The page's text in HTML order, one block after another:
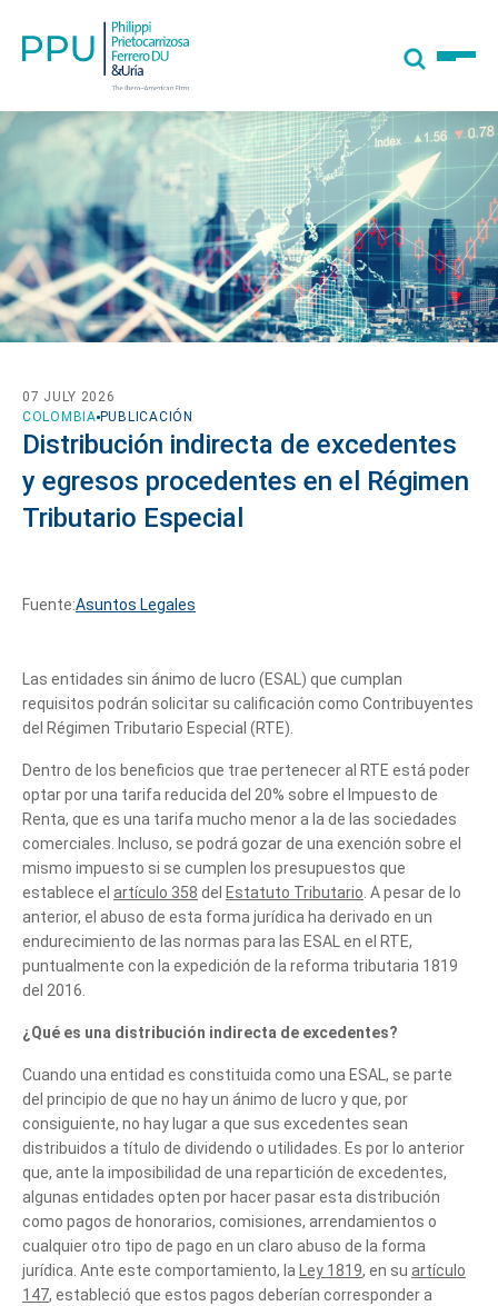
COLOMBIA PUBLICACIÓN
07 JULY 2026
Distribución indirecta de excedentes
y egresos procedentes en el Régimen
Tributario Especial
Fuente:Asuntos Legales
Las entidades sin ánimo de lucro (ESAL) que cumplan
requisitos podrán solicitar su calificación como Contribuyentes
del Régimen Tributario Especial (RTE).
Dentro de los beneficios que trae pertenecer al RTE está poder
optar por una tarifa reducida del 20% sobre el Impuesto de
Renta, que es una tarifa mucho menor a la de las sociedades
comerciales. Incluso, se podrá gozar de una exención sobre el
mismo impuesto si se cumplen los presupuestos que
establece el artículo 358 del Estatuto Tributario. A pesar de lo
anterior, el abuso de esta forma jurídica ha derivado en un
endurecimiento de las normas para las ESAL en el RTE,
puntualmente con la expedición de la reforma tributaria 1819
del 2016.
¿Qué es una distribución indirecta de excedentes?
Cuando una entidad es constituida como una ESAL, se parte
del principio de que no hay un ánimo de lucro y que, por
consiguiente, no hay lugar a que sus excedentes sean
distribuidos a título de dividendo o utilidades. Es por lo anterior
que, ante la imposibilidad de una repartición de excedentes,
algunas entidades opten por hacer pasar esta distribución
como pagos de honorarios, comisiones, arrendamientos o
cualquier otro tipo de pago en un claro abuso de la forma
jurídica. Ante este comportamiento, la Ley 1819, en su artículo
147, estableció que estos pagos deberían corresponder a